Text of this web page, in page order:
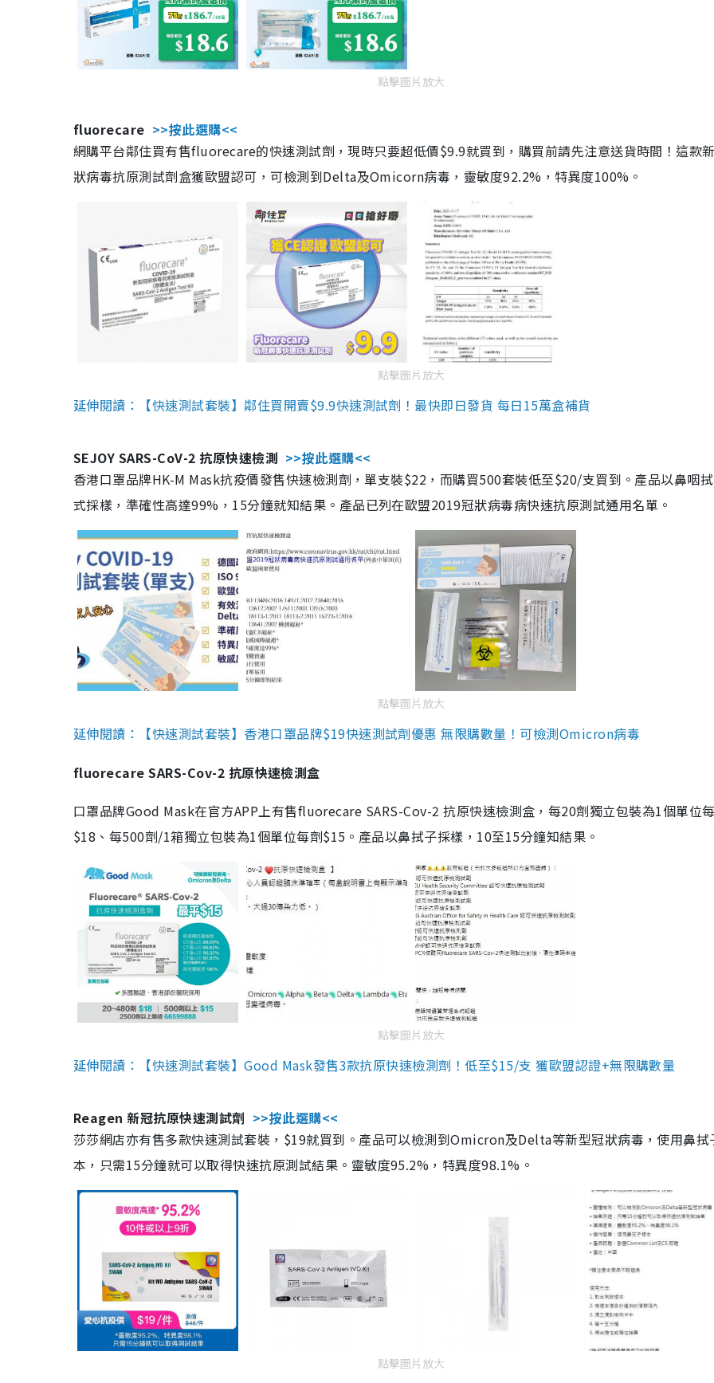
點擊圖片放大
fluorecare >>按此選購<<
網購平台鄰住買有售fluorecare的快速測試劑，現時只要超低價$9.9就買到，購買前請先注意送貨時間！這款
狀病毒抗原測試劑盒獲歐盟認可，可檢測到Delta及Omicorn病毒，靈敏度92.2%，特異度100%。
點擊圖片放大
延伸閱讀：【快速測試套裝】鄰住買開賣$9.9快速測試劑！最快即日發貨 每日15萬盒補貨
SEJOY SARS-CoV-2 抗原快速檢測 >>按此選購<<
香港口罩品牌HK-M Mask抗疫價發售快速檢測劑，單支裝$22，而購買500套裝低至$20/支買到。產品以鼻咽
式採樣，準確性高達99%，15分鐘就知結果。產品已列在歐盟2019冠狀病毒病快速抗原測試通用名單。
點擊圖片放大
延伸閱讀：【快速測試套裝】香港口罩品牌$19快速測試劑優惠 無限購數量！可檢測Omicron病毒
fluorecare SARS-Cov-2 抗原快速檢測盒
口罩品牌Good Mask在官方APP上有售fluorecare SARS-Cov-2 抗原快速檢測盒，每20劑獨立包裝為1個單位
$18、每500劑/1箱獨立包裝為1個單位每劑$15。產品以鼻拭子採樣，10至15分鐘知結果。
點擊圖片放大
延伸閱讀：【快速測試套裝】Good Mask發售3款抗原快速檢測劑！低至$15/支 獲歐盟認證+無限購數量
Reagen 新冠抗原快速測試劑 >>按此選購<<
莎莎網店亦有售多款快速測試套裝，$19就買到。產品可以檢測到Omicron及Delta等新型冠狀病毒，使用鼻拭
本，只需15分鐘就可以取得快速抗原測試結果。靈敏度95.2%，特異度98.1%。
點擊圖片放大